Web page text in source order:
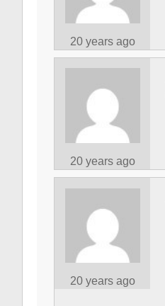
20 years ago
20 years ago
20 years ago